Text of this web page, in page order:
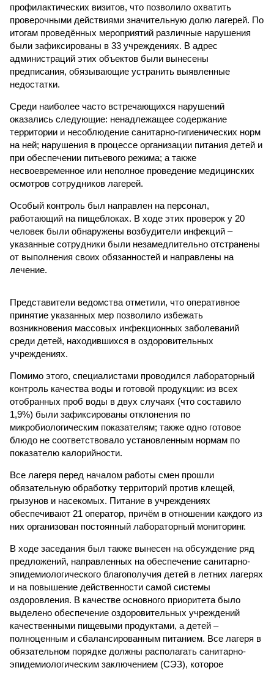
профилактических визитов, что позволило охватить
проверочными действиями значительную долю лагерей. По
итогам проведённых мероприятий различные нарушения
были зафиксированы в 33 учреждениях. В адрес
администраций этих объектов были вынесены
предписания, обязывающие устранить выявленные
недостатки.
Среди наиболее часто встречающихся нарушений
оказались следующие: ненадлежащее содержание
территории и несоблюдение санитарно-гигиенических норм
на ней; нарушения в процессе организации питания детей и
при обеспечении питьевого режима; а также
несвоевременное или неполное проведение медицинских
осмотров сотрудников лагерей.
Особый контроль был направлен на персонал,
работающий на пищеблоках. В ходе этих проверок у 20
человек были обнаружены возбудители инфекций –
указанные сотрудники были незамедлительно отстранены
от выполнения своих обязанностей и направлены на
лечение.
Представители ведомства отметили, что оперативное
принятие указанных мер позволило избежать
возникновения массовых инфекционных заболеваний
среди детей, находившихся в оздоровительных
учреждениях.
Помимо этого, специалистами проводился лабораторный
контроль качества воды и готовой продукции: из всех
отобранных проб воды в двух случаях (что составило
1,9%) были зафиксированы отклонения по
микробиологическим показателям; также одно готовое
блюдо не соответствовало установленным нормам по
показателю калорийности.
Все лагеря перед началом работы смен прошли
обязательную обработку территорий против клещей,
грызунов и насекомых. Питание в учреждениях
обеспечивают 21 оператор, причём в отношении каждого из
них организован постоянный лабораторный мониторинг.
В ходе заседания был также вынесен на обсуждение ряд
предложений, направленных на обеспечение санитарно-
эпидемиологического благополучия детей в летних лагерях
и на повышение действенности самой системы
оздоровления. В качестве основного приоритета было
выделено обеспечение оздоровительных учреждений
качественными пищевыми продуктами, а детей –
полноценным и сбалансированным питанием. Все лагеря в
обязательном порядке должны располагать санитарно-
эпидемиологическим заключением (СЭЗ), которое